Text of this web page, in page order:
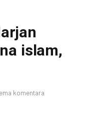
islam,
komentara